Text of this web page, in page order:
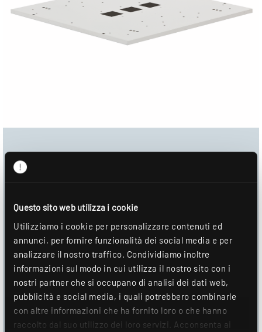
Questo sito web utilizza i cookie
Utilizziamo i cookie per personalizzare contenuti ed
annunci, per fornire funzionalità dei social media e per
analizzare il nostro traffico. Condividiamo inoltre
informazioni sul modo in cui utilizza il nostro sito con i
nostri partner che si occupano di analisi dei dati web,
pubblicità e social media, i quali potrebbero combinarle
con altre informazioni che ha fornito loro o che hanno
raccolto dal suo utilizzo dei loro servizi. Acconsenta ai
Centro download
Scheda tecnica
Informazioni sul montaggio
DOWNLOAD
AGGIUNGI ALLA LISTA DEI DESIDERI